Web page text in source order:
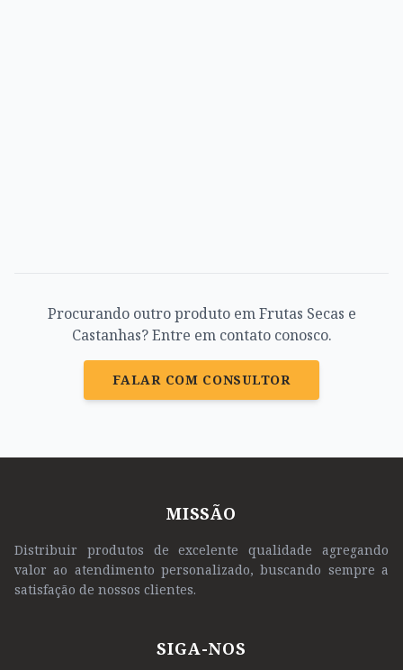
Procurando outro produto em Frutas Secas e
Castanhas? Entre em contato conosco.
FALAR COM CONSULTOR
MISSÃO
Distribuir produtos de excelente qualidade agregando
valor ao atendimento personalizado, buscando sempre a
satisfação de nossos clientes.
SIGA-NOS